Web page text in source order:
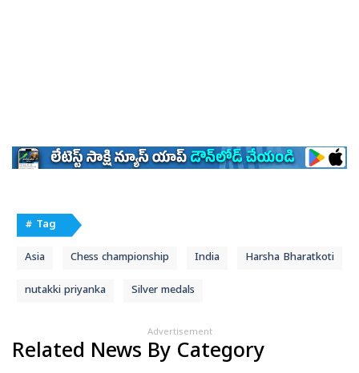
# Tag
Asia Chess championship India Harsha Bharatkoti
nutakki priyanka Silver medals
Advertisement
Related News By Category